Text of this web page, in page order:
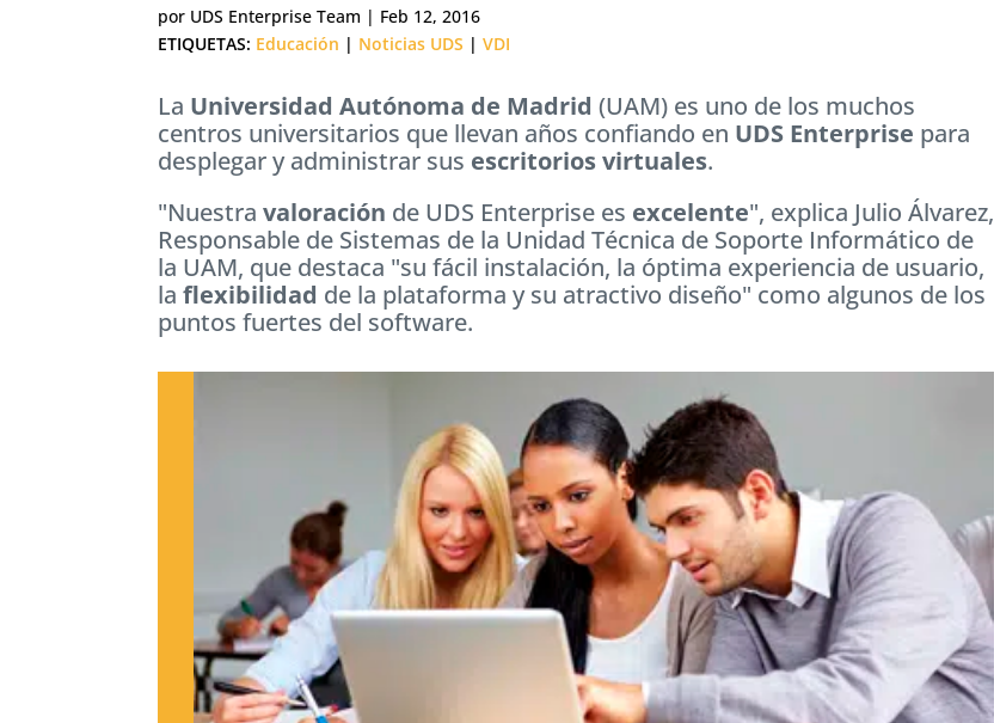
por UDS Enterprise Team | Feb 12, 2016
ETIQUETAS: Educación | Noticias UDS | VDI
La Universidad Autónoma de Madrid (UAM) es uno de los muchos
centros universitarios que llevan años confiando en UDS Enterprise para
desplegar y administrar sus escritorios virtuales.
"Nuestra valoración de UDS Enterprise es excelente", explica Julio Álvarez,
Responsable de Sistemas de la Unidad Técnica de Soporte Informático de
la UAM, que destaca "su fácil instalación, la óptima experiencia de usuario,
la flexibilidad de la plataforma y su atractivo diseño" como algunos de los
puntos fuertes del software.